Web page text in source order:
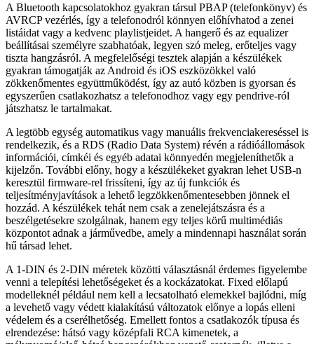
A Bluetooth kapcsolatokhoz gyakran társul PBAP (telefonkönyv) és
AVRCP vezérlés, így a telefonodról könnyen előhívhatod a zenei
listáidat vagy a kedvenc playlistjeidet. A hangerő és az equalizer
beállításai személyre szabhatóak, legyen szó meleg, erőteljes vagy
tiszta hangzásról. A megfelelőségi tesztek alapján a készülékek
gyakran támogatják az Android és iOS eszközökkel való
zökkenőmentes együttműködést, így az autó közben is gyorsan és
egyszerűen csatlakozhatsz a telefonodhoz vagy egy pendrive‑ról
játszhatsz le tartalmakat.
A legtöbb egység automatikus vagy manuális frekvenciakereséssel is
rendelkezik, és a RDS (Radio Data System) révén a rádióállomások
információi, címkéi és egyéb adatai könnyedén megjeleníthetők a
kijelzőn. További előny, hogy a készülékeket gyakran lehet USB-n
keresztül firmware-rel frissíteni, így az új funkciók és
teljesítményjavítások a lehető legzökkenőmentesebben jönnek el
hozzád. A készülékek tehát nem csak a zenelejátszásra és a
beszélgetésekre szolgálnak, hanem egy teljes körű multimédiás
központot adnak a járművedbe, amely a mindennapi használat során
hű társad lehet.
A 1‑DIN és 2‑DIN méretek közötti választásnál érdemes figyelembe
venni a telepítési lehetőségeket és a kockázatokat. Fixed előlapú
modelleknél például nem kell a lecsatolható elemekkel bajlódni, míg
a levehető vagy védett kialakítású változatok előnye a lopás elleni
védelem és a cserélhetőség. Emellett fontos a csatlakozók típusa és
elrendezése: hátsó vagy középfali RCA kimenetek, a